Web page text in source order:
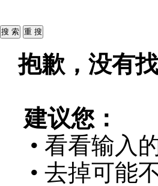
抱歉，没有
建议您：
• 看看输入
• 去掉可能